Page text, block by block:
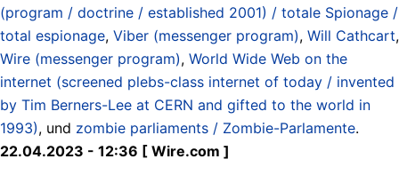
(program / doctrine / established 2001) / totale Spionage /
total espionage, Viber (messenger program), Will Cathcart,
Wire (messenger program), World Wide Web on the
internet (screened plebs-class internet of today / invented
by Tim Berners-Lee at CERN and gifted to the world in
1993), und zombie parliaments / Zombie-Parlamente.
22.04.2023 - 12:36 [ Wire.com ]